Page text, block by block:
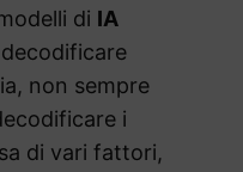
di IA
non sempre
i
di vari fattori,